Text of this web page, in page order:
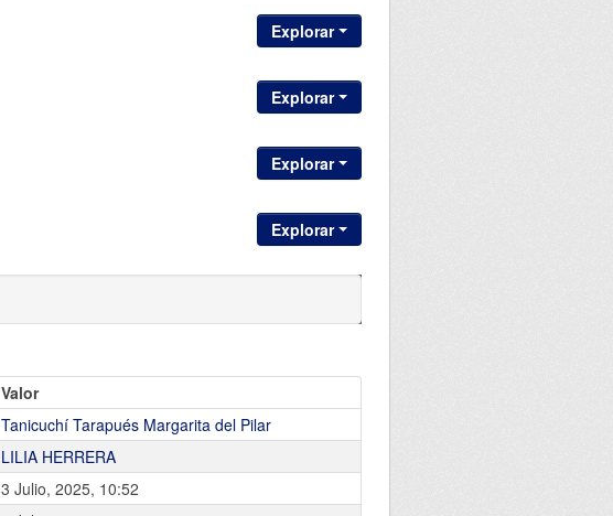
Explorar
Explorar
Explorar
Explorar
Valor
Tanicuchí Tarapués Margarita del Pilar
LILIA HERRERA
3 Julio, 2025, 10:52